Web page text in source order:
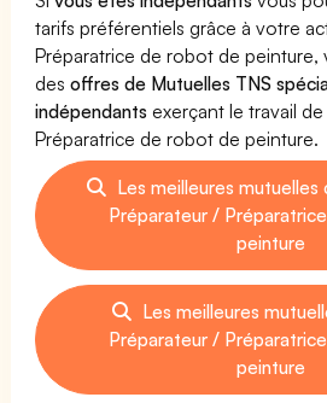
tarifs préférentiels grâce à votre
Préparatrice de robot de peinture,
desoffres de Mutuelles TNS
indépendants exerçant le travail
Préparatrice de robot de peinture.
Les meilleures
Préparateur /
peinture
Les meilleures
Préparateur /
peinture